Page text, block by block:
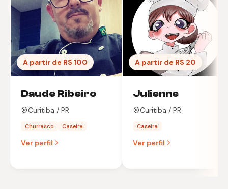
A partir de R$ 100
Daude Ribeiro
Curitiba / PR
Churrasco Caseira
Ver perfil
A partir de R$ 20
Julienne
Curitiba / PR
Caseira
Ver perfil